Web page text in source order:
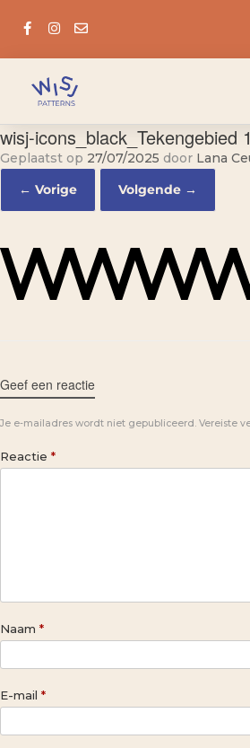
wisj-icons_black_Tekengebied 1
Geplaatst op 27/07/2025 door Lana
← Vorige
Volgende →
Geef een reactie
Je e-mailadres wordt niet gepubliceerd. Vereiste
Reactie *
Naam *
E-mail *